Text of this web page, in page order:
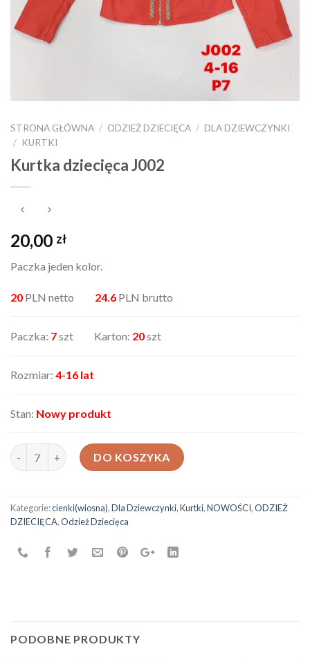
STRONA GŁÓWNA / ODZIEŻ DZIECIĘCA / DLA DZIEWCZYNKI
/ KURTKI
Kurtka dziecięca J002
20,00 zł
Paczka jeden kolor.
20 PLN netto 24.6 PLN brutto
Paczka: 7szt Karton: 20szt
Rozmiar: 4-16 lat
Stan: Nowy produkt
ilość Kurtka dziecięca J002DO KOSZYKA
Kategorie:cienki(wiosna),Dla Dziewczynki,Kurtki,NOWOŚCI,ODZIEŻ
DZIECIĘCA,Odzież Dziecięca
PODOBNE PRODUKTY